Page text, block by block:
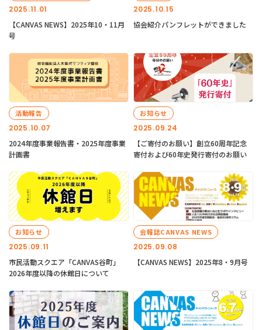
2025.11.01
【CANVAS NEWS】2025年10・11月
号
2025.10.15
協会紹介パンフレットができました
2025.10.07
活動報告
2024年度事業報告書・2025年度事業
計画書
2025.09.24
お知らせ
【ご寄付のお願い】創立60周年記念
寄付および60年史発行寄付のお願い
2025.09.11
お知らせ
市民活動スクエア「CANVAS谷町」
2026年度以降の休館日について
2025.09.08
会報誌CANVAS NEWS
【CANVAS NEWS】2025年8・9月号